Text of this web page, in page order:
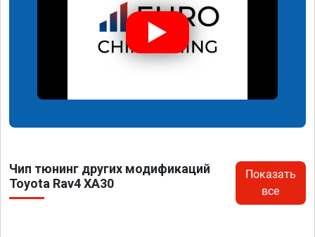
Чип тюнинг других модификаций
Toyota Rav4 XA30
Показать
все